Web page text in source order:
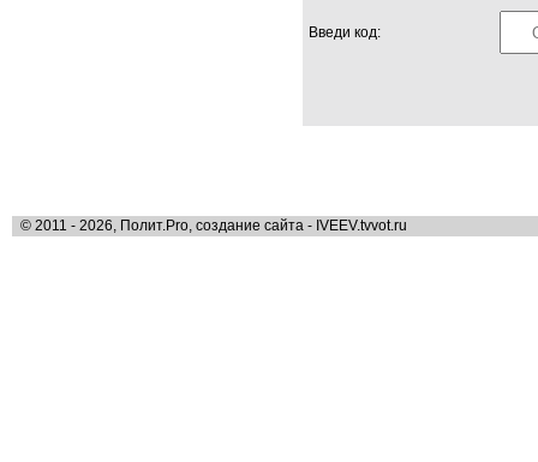
Введи код:
© 2011 - 2026, Полит.Pro, создание сайта - IVEEV.tvvot.ru